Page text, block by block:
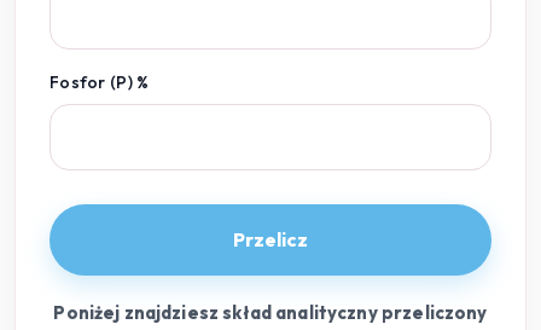
Fosfor (P) %
Przelicz
Poniżej znajdziesz skład analityczny przeliczony